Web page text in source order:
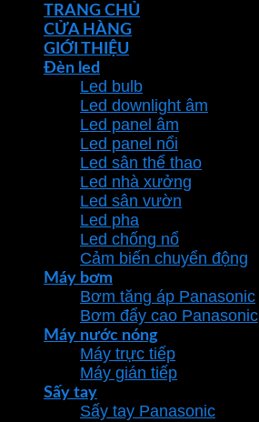
TRANG CHỦ
CỬA HÀNG
GIỚI THIỆU
Đèn led
Led bulb
Led downlight âm
Led panel âm
Led panel nổi
Led sân thể thao
Led nhà xưởng
Led sân vườn
Led pha
Led chống nổ
Cảm biến chuyển động
Máy bơm
Bơm tăng áp Panasonic
Bơm đẩy cao Panasonic
Máy nước nóng
Máy trực tiếp
Máy gián tiếp
Sấy tay
Sấy tay Panasonic